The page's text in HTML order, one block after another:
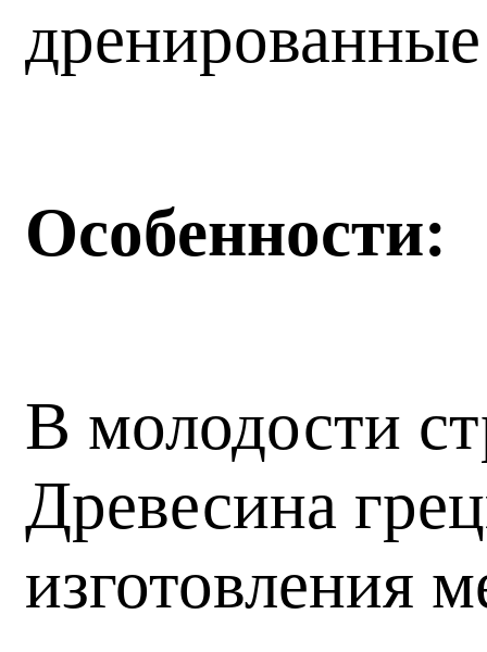
Особенности:
В молодости
Древесина
изготовления